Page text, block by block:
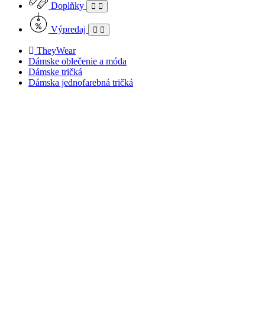
Doplňky
Výpredaj
TheyWear
Dámske oblečenie a móda
Dámske tričká
Dámska jednofarebná tričká